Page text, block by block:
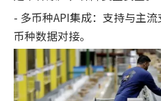
- 多币种API集成：支持与主
币种数据对接。